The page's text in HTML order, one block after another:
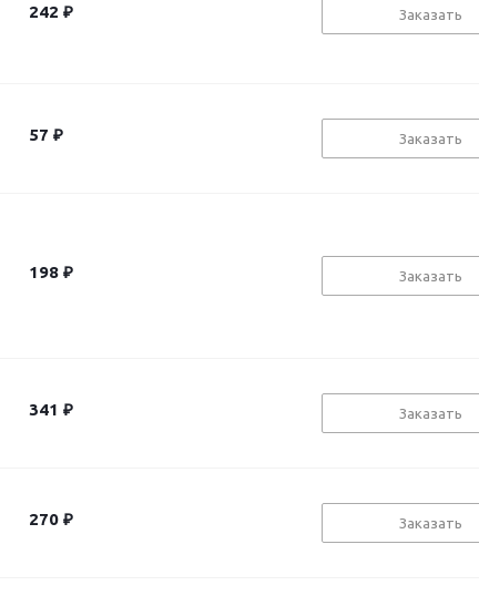
242 ₽ Заказать
57 ₽ Заказать
198 ₽ Заказать
341 ₽ Заказать
270 ₽ Заказать